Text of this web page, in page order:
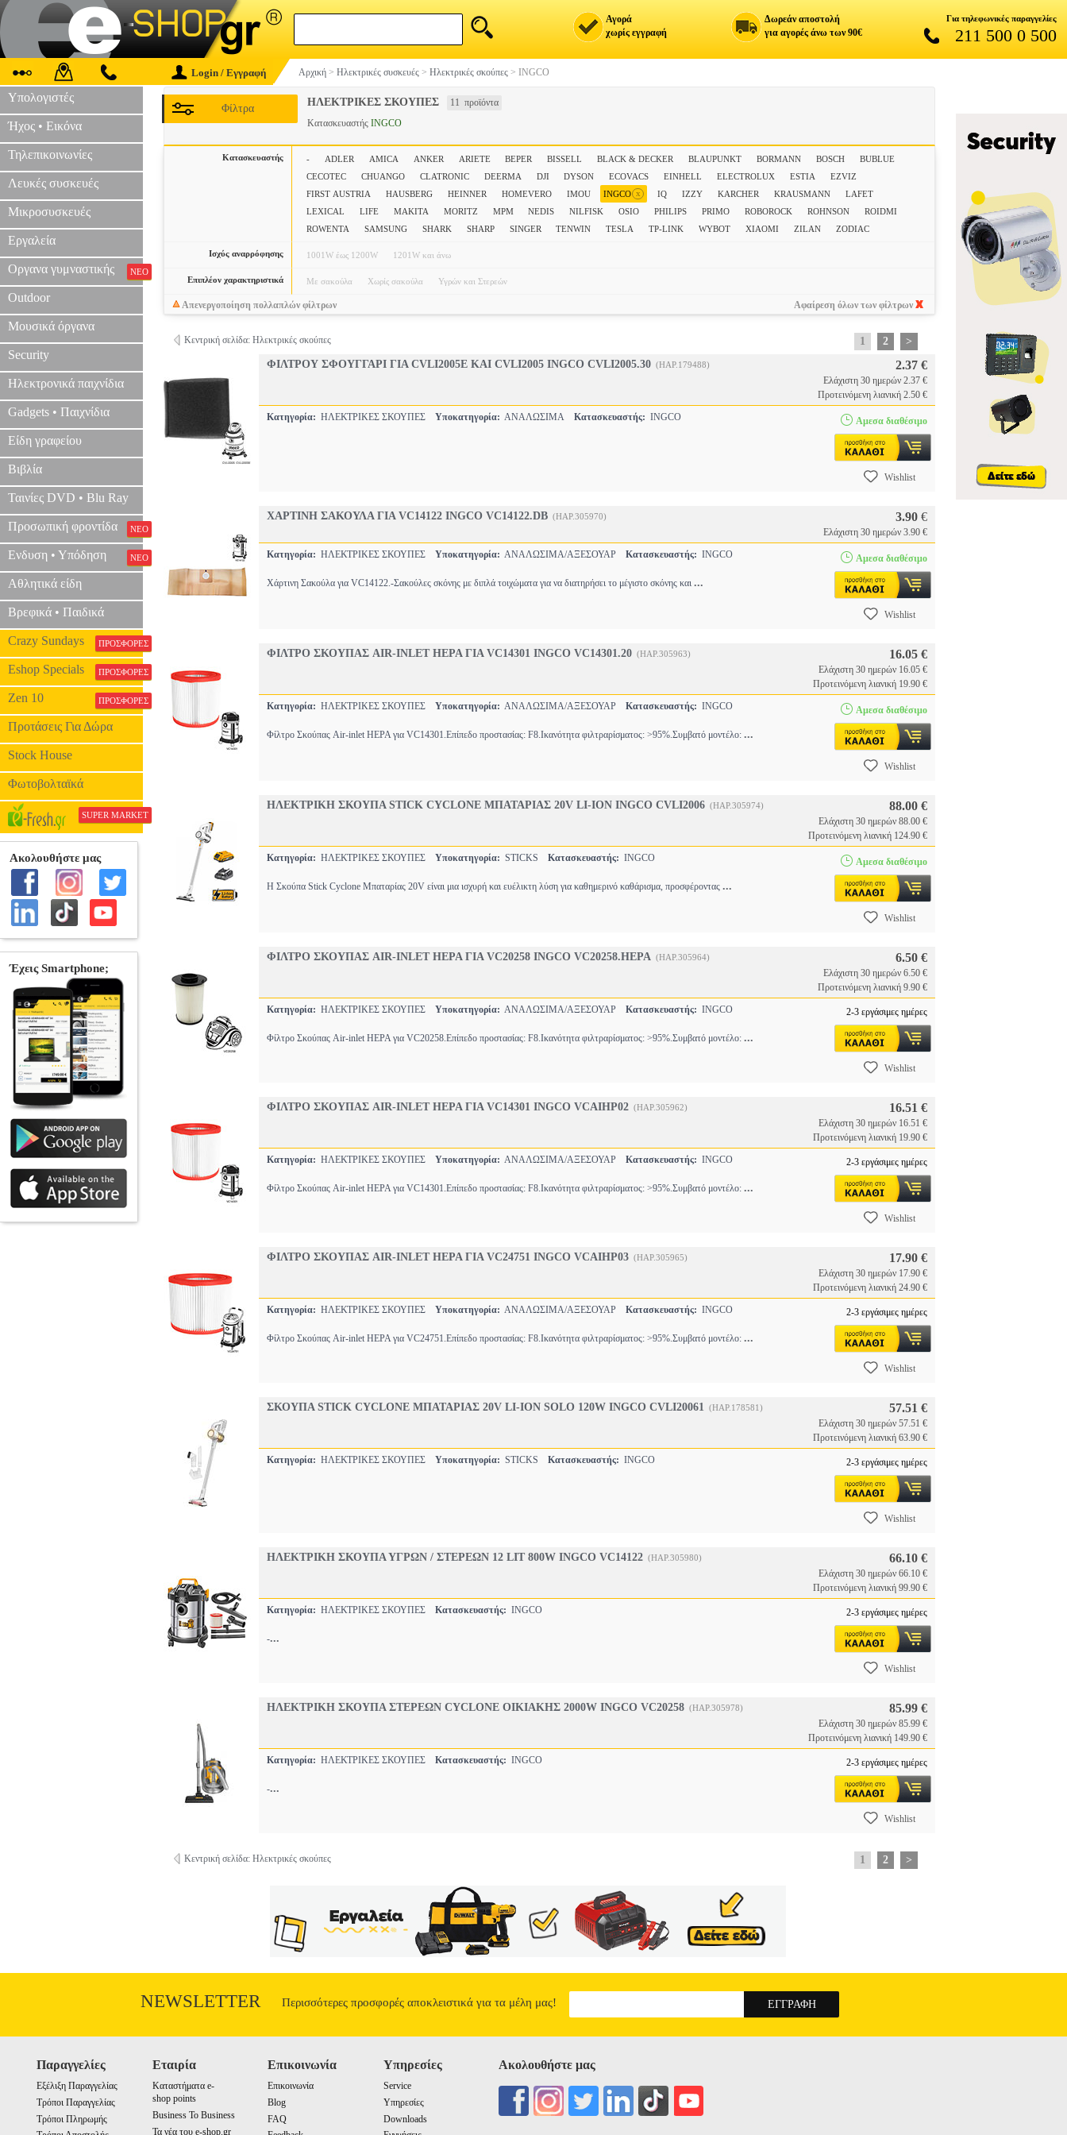
Αγορά
χωρίς εγγραφή
Δωρεάν αποστολή
για αγορές άνω των 90€
Για τηλεφωνικές παραγγελίες
211 500 0 500
Login / Εγγραφή Αρχική > Ηλεκτρικές συσκευές > Ηλεκτρικές σκούπες > INGCO
Υπολογιστές
Ήχος • Εικόνα
Τηλεπικοινωνίες
Λευκές συσκευές
Μικροσυσκευές
Εργαλεία
Οργανα γυμναστικής ΝΕΟ
Outdoor
Μουσικά όργανα
Security
Ηλεκτρονικά παιχνίδια
Gadgets • Παιχνίδια
Είδη γραφείου
Βιβλία
Ταινίες DVD • Blu Ray
Προσωπική φροντίδα ΝΕΟ
Ενδυση • Υπόδηση ΝΕΟ
Αθλητικά είδη
Βρεφικά • Παιδικά
Crazy Sundays ΠΡΟΣΦΟΡΕΣ
Eshop Specials ΠΡΟΣΦΟΡΕΣ
Zen 10 ΠΡΟΣΦΟΡΕΣ
Προτάσεις Για Δώρα
Stock House
Φωτοβολταϊκά
SUPER MARKET
ΗΛΕΚΤΡΙΚΕΣ ΣΚΟΥΠΕΣ 11 προϊόντα
Φίλτρα
Κατασκευαστής INGCO
Κατασκευαστής - ADLER AMICA ANKER ARIETE BEPER BISSELL BLACK & DECKER BLAUPUNKT BORMANN BOSCH
BUBLUE
CECOTEC
CHUANGO CLATRONIC DEERMA DJI DYSON ECOVACS EINHELL ELECTROLUX ESTIA
EZVIZ
FIRST AUSTRIA
HAUSBERG HEINNER HOMEVERO IMOU INGCO x IQ IZZY KARCHER KRAUSMANN
LAFET
LEXICAL
LIFE MAKITA MORITZ MPM NEDIS NILFISK OSIO PHILIPS PRIMO ROBOROCK ROHNSON
ROIDMI
ROWENTA
SAMSUNG SHARK SHARP SINGER TENWIN TESLA TP-LINK WYBOT XIAOMI ZILAN ZODIAC
Ισχύς αναρρόφησης 1001W έως 1200W 1201W και άνω
Επιπλέον χαρακτηριστικά Με σακούλα Χωρίς σακούλα Υγρών και Στερεών
Απενεργοποίηση πολλαπλών φίλτρων Αφαίρεση όλων των φίλτρων
Κεντρική σελίδα: Ηλεκτρικές σκούπες 1 2
>
ΦΙΛΤΡΟΥ ΣΦΟΥΓΓΑΡΙ ΓΙΑ CVLI2005E ΚΑΙ CVLI2005 INGCO CVLI2005.30 (HAP.179488) 2.37 €
Ελάχιστη 30 ημερών 2.37 €
Προτεινόμενη λιανική 2.50 €
Κατηγορία: ΗΛΕΚΤΡΙΚΕΣ ΣΚΟΥΠΕΣ Υποκατηγορία: ΑΝΑΛΩΣΙΜΑ Κατασκευαστής: INGCO Αμεσα διαθέσιμο
Wishlist
ΧΑΡΤΙΝΗ ΣΑΚΟΥΛΑ ΓΙΑ VC14122 INGCO VC14122.DB (HAP.305970) 3.90 €
Ελάχιστη 30 ημερών 3.90 €
Κατηγορία: ΗΛΕΚΤΡΙΚΕΣ ΣΚΟΥΠΕΣ Υποκατηγορία: ΑΝΑΛΩΣΙΜΑ/ΑΞΕΣΟΥΑΡ Κατασκευαστής: INGCO
Χάρτινη Σακούλα για VC14122.-Σακούλες σκόνης με διπλά τοιχώματα για να διατηρήσει το μέγιστο σκόνης και ...
Αμεσα διαθέσιμο
Wishlist
ΦΙΛΤΡΟ ΣΚΟΥΠΑΣ AIR-INLET HEPA ΓΙΑ VC14301 INGCO VC14301.20 (HAP.305963) 16.05 €
Ελάχιστη 30 ημερών 16.05 €
Προτεινόμενη λιανική 19.90 €
Κατηγορία: ΗΛΕΚΤΡΙΚΕΣ ΣΚΟΥΠΕΣ Υποκατηγορία: ΑΝΑΛΩΣΙΜΑ/ΑΞΕΣΟΥΑΡ Κατασκευαστής: INGCO
Φίλτρο Σκούπας Air-inlet HEPA για VC14301.Επίπεδο προστασίας: F8.Ικανότητα φιλτραρίσματος: >95%.Συμβατό μοντέλο: ...
Αμεσα διαθέσιμο
Wishlist
ΗΛΕΚΤΡΙΚΗ ΣΚΟΥΠΑ STICK CYCLONE ΜΠΑΤΑΡΙΑΣ 20V LI-ION INGCO CVLI2006 (HAP.305974) 88.00 €
Ελάχιστη 30 ημερών 88.00 €
Προτεινόμενη λιανική 124.90 €
Κατηγορία: ΗΛΕΚΤΡΙΚΕΣ ΣΚΟΥΠΕΣ Υποκατηγορία: STICKS Κατασκευαστής: INGCO
Η Σκούπα Stick Cyclone Μπαταρίας 20V είναι μια ισχυρή και ευέλικτη λύση για καθημερινό καθάρισμα, προσφέροντας ...
Αμεσα διαθέσιμο
Wishlist
ΦΙΛΤΡΟ ΣΚΟΥΠΑΣ AIR-INLET HEPA ΓΙΑ VC20258 INGCO VC20258.HEPA (HAP.305964) 6.50 €
Ελάχιστη 30 ημερών 6.50 €
Προτεινόμενη λιανική 9.90 €
Κατηγορία: ΗΛΕΚΤΡΙΚΕΣ ΣΚΟΥΠΕΣ Υποκατηγορία: ΑΝΑΛΩΣΙΜΑ/ΑΞΕΣΟΥΑΡ Κατασκευαστής: INGCO
Φίλτρο Σκούπας Air-inlet HEPA για VC20258.Επίπεδο προστασίας: F8.Ικανότητα φιλτραρίσματος: >95%.Συμβατό μοντέλο: ...
2-3 εργάσιμες ημέρες
Wishlist
ΦΙΛΤΡΟ ΣΚΟΥΠΑΣ AIR-INLET HEPA ΓΙΑ VC14301 INGCO VCAIHP02 (HAP.305962) 16.51 €
Ελάχιστη 30 ημερών 16.51 €
Προτεινόμενη λιανική 19.90 €
Κατηγορία: ΗΛΕΚΤΡΙΚΕΣ ΣΚΟΥΠΕΣ Υποκατηγορία: ΑΝΑΛΩΣΙΜΑ/ΑΞΕΣΟΥΑΡ Κατασκευαστής: INGCO
Φίλτρο Σκούπας Air-inlet HEPA για VC14301.Επίπεδο προστασίας: F8.Ικανότητα φιλτραρίσματος: >95%.Συμβατό μοντέλο: ...
2-3 εργάσιμες ημέρες
Wishlist
ΦΙΛΤΡΟ ΣΚΟΥΠΑΣ AIR-INLET HEPA ΓΙΑ VC24751 INGCO VCAIHP03 (HAP.305965) 17.90 €
Ελάχιστη 30 ημερών 17.90 €
Προτεινόμενη λιανική 24.90 €
Κατηγορία: ΗΛΕΚΤΡΙΚΕΣ ΣΚΟΥΠΕΣ Υποκατηγορία: ΑΝΑΛΩΣΙΜΑ/ΑΞΕΣΟΥΑΡ Κατασκευαστής: INGCO
Φίλτρο Σκούπας Air-inlet HEPA για VC24751.Επίπεδο προστασίας: F8.Ικανότητα φιλτραρίσματος: >95%.Συμβατό μοντέλο: ...
2-3 εργάσιμες ημέρες
Wishlist
ΣΚΟΥΠΑ STICK CYCLONE ΜΠΑΤΑΡΙΑΣ 20V LI-ION SOLO 120W INGCO CVLI20061 (HAP.178581) 57.51 €
Ελάχιστη 30 ημερών 57.51 €
Προτεινόμενη λιανική 63.90 €
Κατηγορία: ΗΛΕΚΤΡΙΚΕΣ ΣΚΟΥΠΕΣ Υποκατηγορία: STICKS Κατασκευαστής: INGCO 2-3 εργάσιμες ημέρες
Wishlist
ΗΛΕΚΤΡΙΚΗ ΣΚΟΥΠΑ ΥΓΡΩΝ / ΣΤΕΡΕΩΝ 12 LIT 800W INGCO VC14122 (HAP.305980) 66.10 €
Ελάχιστη 30 ημερών 66.10 €
Προτεινόμενη λιανική 99.90 €
Κατηγορία: ΗΛΕΚΤΡΙΚΕΣ ΣΚΟΥΠΕΣ Κατασκευαστής: INGCO
-...
2-3 εργάσιμες ημέρες
Wishlist
ΗΛΕΚΤΡΙΚΗ ΣΚΟΥΠΑ ΣΤΕΡΕΩΝ CYCLONE ΟΙΚΙΑΚΗΣ 2000W INGCO VC20258 (HAP.305978) 85.99 €
Ελάχιστη 30 ημερών 85.99 €
Προτεινόμενη λιανική 149.90 €
Κατηγορία: ΗΛΕΚΤΡΙΚΕΣ ΣΚΟΥΠΕΣ Κατασκευαστής: INGCO
-...
2-3 εργάσιμες ημέρες
Wishlist
Κεντρική σελίδα: Ηλεκτρικές σκούπες 1 2 >
NEWSLETTER Περισσότερες προσφορές αποκλειστικά για τα μέλη μας!
Παραγγελίες
Εξέλιξη Παραγγελίας
Τρόποι Παραγγελίας
Τρόποι Πληρωμής
Εταιρία
Καταστήματα e-
shop points
Business To Business
Τα νέα του e-shop.gr
Επικοινωνία
Επικοινωνία
Blog
FAQ
Υπηρεσίες
Service
Υπηρεσίες
Downloads
Ακολουθήστε μας